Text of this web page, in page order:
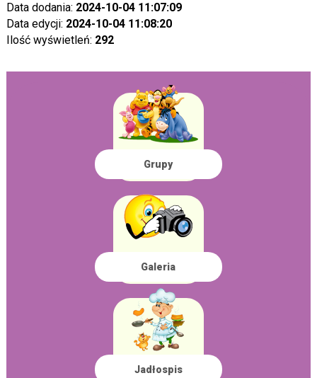
Data dodania: 2024-10-04 11:07:09
Data edycji: 2024-10-04 11:08:20
Ilość wyświetleń: 292
Grupy
Galeria
Jadłospis